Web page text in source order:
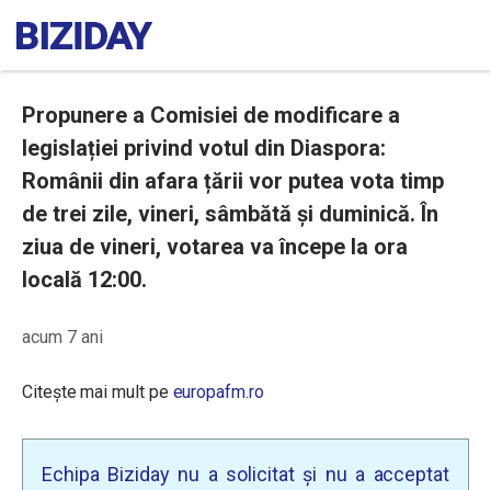
Propunere a Comisiei de modificare a
legislației privind votul din Diaspora:
Românii din afara țării vor putea vota timp
de trei zile, vineri, sâmbătă și duminică. În
ziua de vineri, votarea va începe la ora
locală 12:00.
acum 7 ani
Citește mai mult pe europafm.ro
Echipa Biziday nu a solicitat și nu a acceptat